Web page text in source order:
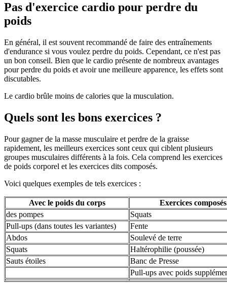
Pas d'exercice cardio pour perdre du
poids
En général, il est souvent recommandé de faire des entraînements
d'endurance si vous voulez perdre du poids. Cependant, ce n'est pas
un bon conseil. Bien que le cardio présente de nombreux avantages
pour perdre du poids et avoir une meilleure apparence, les effets sont
discutables.
Le cardio brûle moins de calories que la musculation.
Quels sont les bons exercices ?
Pour gagner de la masse musculaire et perdre de la graisse
rapidement, les meilleurs exercices sont ceux qui ciblent plusieurs
groupes musculaires différents à la fois. Cela comprend les exercices
de poids corporel et les exercices dits composés.
Voici quelques exemples de tels exercices :
Avec le poids du corps
Exercices composés
des pompes
Squats
Pull-ups (dans toutes les variantes)
Fente
Abdos
Soulevé de terre
Squats
Haltérophilie (poussée)
Sauts étoiles
Banc de Presse
Pull-ups avec poids